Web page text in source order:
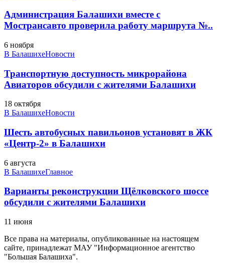
Администрация Балашихи вместе с
Мострансавто проверила работу маршрута №..
6 ноября
В БалашихеНовости
Транспортную доступность микрорайона
Авиаторов обсудили с жителями Балашихи
18 октября
В БалашихеНовости
Шесть автобусных павильонов установят в ЖК
«Центр-2» в Балашихи
6 августа
В БалашихеГлавное
Варианты реконструкции Щёлковского шоссе
обсудили с жителями Балашихи
11 июня
Все права на материалы, опубликованные на настоящем
сайте, принадлежат МАУ "Информационное агентство
"Большая Балашиха".